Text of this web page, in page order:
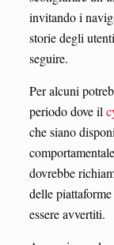
invitando i
storie degli
seguire.
Per alcuni
periodo dove il
che siano
dovrebbe
delle
essere avvertiti.